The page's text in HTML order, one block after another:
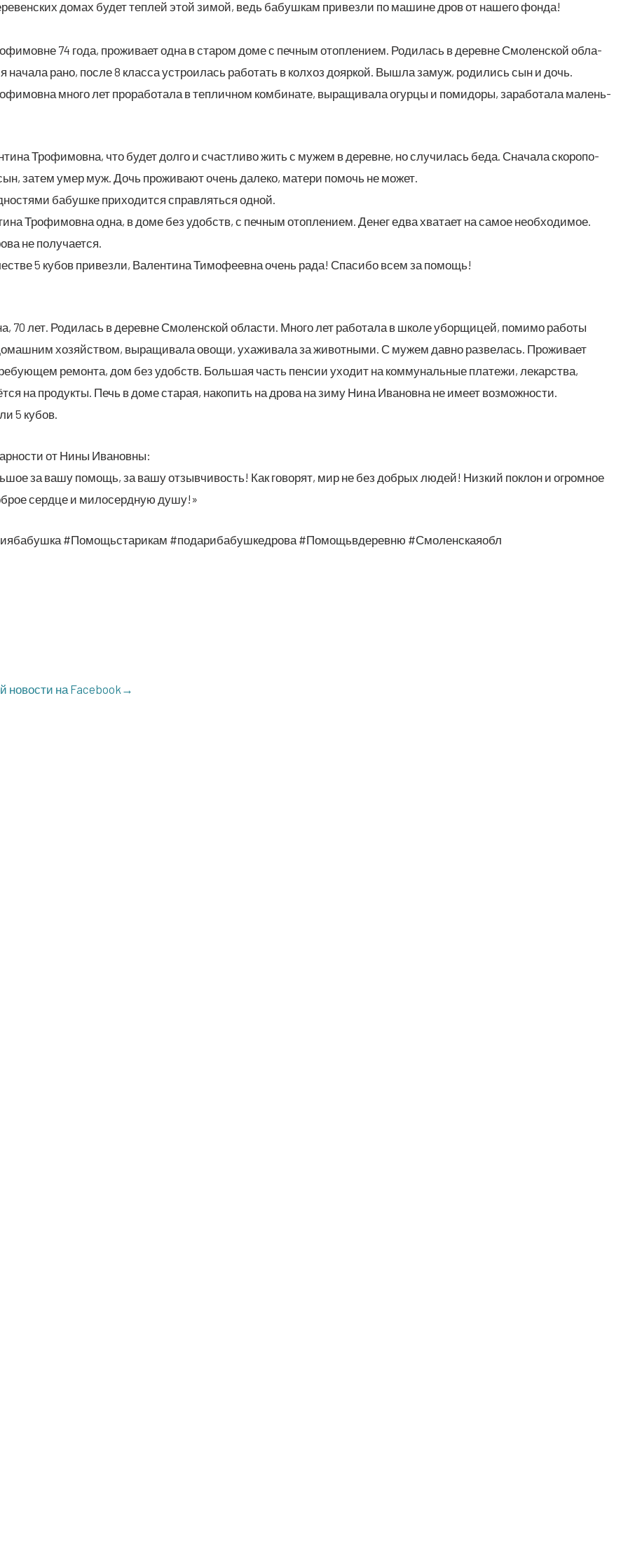
домах будет теп­лей этой зимой, ведь бабуш­кам при­вез­ли по машине дров от наше­го фонда!
74 года, про­жи­ва­ет одна в ста­ром доме с печ­ным отоп­ле­ни­ем. Роди­лась в деревне Смо­лен­ской обла­
нача­ла рано, после 8 клас­са устро­и­лась рабо­тать в кол­хоз дояр­кой. Вышла замуж, роди­лись сын и дочь.
мно­го лет про­ра­бо­та­ла в теп­лич­ном ком­би­на­те, выра­щи­ва­ла огур­цы и поми­до­ры, зара­бо­та­ла малень­
Тро­фи­мов­на, что будет дол­го и счаст­ли­во жить с мужем в деревне, но слу­чи­лась беда. Сна­ча­ла ско­ро­по­
затем умер муж. Дочь про­жи­ва­ют очень дале­ко, мате­ри помочь не может.
бабуш­ке при­хо­дит­ся справ­лять­ся одной.
Тро­фи­мов­на одна, в доме без удобств, с печ­ным отоп­ле­ни­ем. Денег едва хва­та­ет на самое необ­хо­ди­мое.
не получается.
5 кубов при­вез­ли, Вален­ти­на Тимо­фе­ев­на очень рада! Спа­си­бо всем за помощь!
70 лет. Роди­лась в деревне Смо­лен­ской обла­сти. Мно­го лет рабо­та­ла в шко­ле убор­щи­цей, поми­мо рабо­ты
хозяй­ством, выра­щи­ва­ла ово­щи, уха­жи­ва­ла за живот­ны­ми. С мужем дав­но раз­ве­лась. Про­жи­ва­ет
ремон­та, дом без удобств. Боль­шая часть пен­сии ухо­дит на ком­му­наль­ные пла­те­жи, лекар­ства,
на про­дук­ты. Печь в доме ста­рая, нако­пить на дро­ва на зиму Нина Ива­нов­на не име­ет возможности.
5 кубов.
от Нины Ивановны:
за вашу помощь, за вашу отзыв­чи­вость! Как гово­рят, мир не без доб­рых людей! Низ­кий поклон и огром­ное
серд­це и мило­серд­ную душу!»
#Помо­щь­ста­ри­кам #пода­ри­ба­буш­кед­ро­ва #Помо­щь­в­де­рев­ню #Смо­лен­ска­яобл
ново­сти на Facebook→